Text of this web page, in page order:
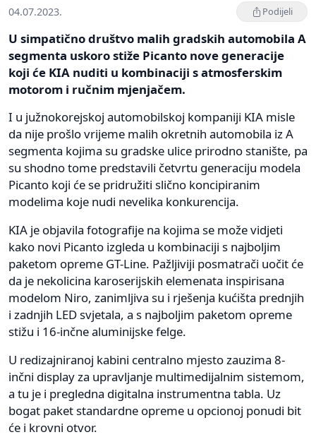
04.07.2023. Podijeli
U simpatično društvo malih gradskih automobila A
segmenta uskoro stiže Picanto nove generacije
koji će KIA nuditi u kombinaciji s atmosferskim
motorom i ručnim mjenjačem.
I u južnokorejskoj automobilskoj kompaniji KIA misle
da nije prošlo vrijeme malih okretnih automobila iz A
segmenta kojima su gradske ulice prirodno stanište, pa
su shodno tome predstavili četvrtu generaciju modela
Picanto koji će se pridružiti slično koncipiranim
modelima koje nudi nevelika konkurencija.
KIA je objavila fotografije na kojima se može vidjeti
kako novi Picanto izgleda u kombinaciji s najboljim
paketom opreme GT-Line. Pažljiviji posmatrači uočit će
da je nekolicina karoserijskih elemenata inspirisana
modelom Niro, zanimljiva su i rješenja kućišta prednjih
i zadnjih LED svjetala, a s najboljim paketom opreme
stižu i 16-inčne aluminijske felge.
U redizajniranoj kabini centralno mjesto zauzima 8-
inčni display za upravljanje multimedijalnim sistemom,
a tu je i pregledna digitalna instrumentna tabla. Uz
bogat paket standardne opreme u opcionoj ponudi bit
će i krovni otvor.